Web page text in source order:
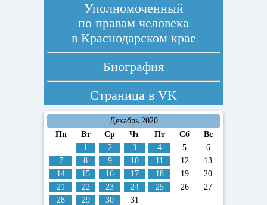
Уполномоченный
по правам человека
в Краснодарском крае
Биография
Страница в VK
Декабрь 2020
Пн
Вт Ср Чт Пт Сб
Вс
1
2 3 4 5
6
7
8 9 10 11 12
13
14
15 16 17 18 19
20
21
22 23 24 25 26
27
28
29 30
31